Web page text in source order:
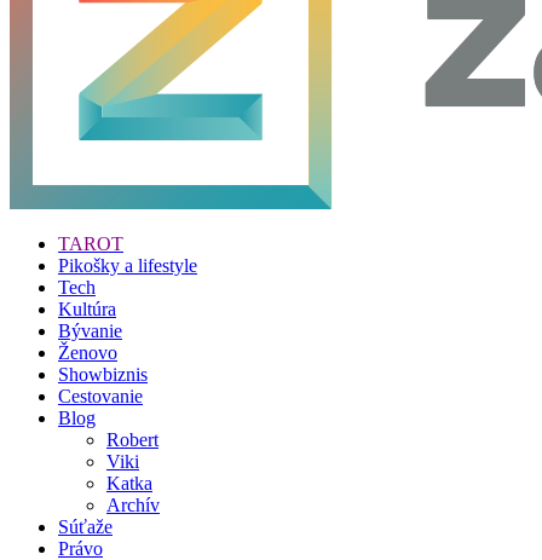
TAROT
Pikošky a lifestyle
Tech
Kultúra
Bývanie
Ženovo
Showbiznis
Cestovanie
Blog
Robert
Viki
Katka
Archív
Súťaže
Právo